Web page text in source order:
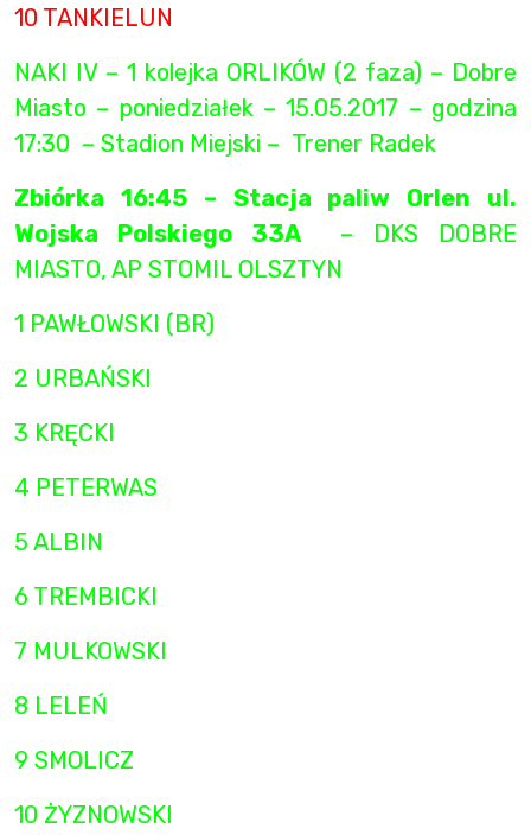
10 TANKIELUN
NAKI IV – 1 kolejka ORLIKÓW (2 faza) – Dobre
Miasto – poniedziałek – 15.05.2017 – godzina
17:30 – Stadion Miejski – Trener Radek
Zbiórka 16:45 – Stacja paliw Orlen ul.
Wojska Polskiego 33A– DKS DOBRE
MIASTO, AP STOMIL OLSZTYN
1 PAWŁOWSKI (BR)
2 URBAŃSKI
3 KRĘCKI
4 PETERWAS
5 ALBIN
6 TREMBICKI
7 MULKOWSKI
8 LELEŃ
9 SMOLICZ
10 ŻYZNOWSKI